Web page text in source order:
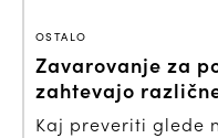
OSTALO
Zavarovanje za
zahtevajo
Kaj preveriti glede